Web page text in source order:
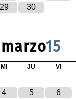
29 30
marzo15
MI JU VI
4 5 6